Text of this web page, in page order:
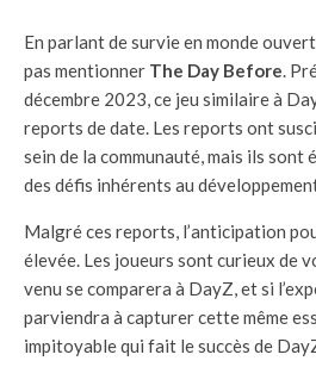
En parlant de survie en monde
pas mentionner The Day Before.
décembre 2023, ce jeu similaire à
reports de date. Les reports ont
sein de la communauté, mais ils
des défis inhérents au
Malgré ces reports, l’anticipation
élevée. Les joueurs sont curieux de
venu se comparera à DayZ, et si
parviendra à capturer cette même
impitoyable qui fait le succès de